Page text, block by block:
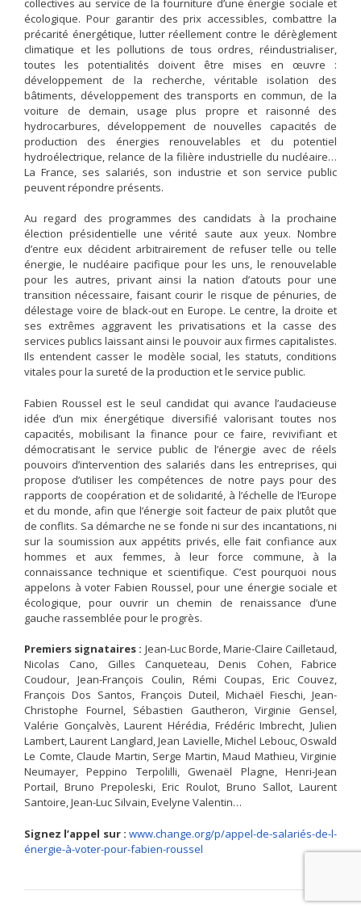
collectives au service de la fourniture d’une énergie sociale et
écologique. Pour garantir des prix accessibles, combattre la
précarité énergétique, lutter réellement contre le dérèglement
climatique et les pollutions de tous ordres, réindustrialiser,
toutes les potentialités doivent être mises en œuvre :
développement de la recherche, véritable isolation des
bâtiments, développement des transports en commun, de la
voiture de demain, usage plus propre et raisonné des
hydrocarbures, développement de nouvelles capacités de
production des énergies renouvelables et du potentiel
hydroélectrique, relance de la filière industrielle du nucléaire…
La France, ses salariés, son industrie et son service public
peuvent répondre présents.
Au regard des programmes des candidats à la prochaine
élection présidentielle une vérité saute aux yeux. Nombre
d’entre eux décident arbitrairement de refuser telle ou telle
énergie, le nucléaire pacifique pour les uns, le renouvelable
pour les autres, privant ainsi la nation d’atouts pour une
transition nécessaire, faisant courir le risque de pénuries, de
délestage voire de black-out en Europe. Le centre, la droite et
ses extrêmes aggravent les privatisations et la casse des
services publics laissant ainsi le pouvoir aux firmes capitalistes.
Ils entendent casser le modèle social, les statuts, conditions
vitales pour la sureté de la production et le service public.
Fabien Roussel est le seul candidat qui avance l’audacieuse
idée d’un mix énergétique diversifié valorisant toutes nos
capacités, mobilisant la finance pour ce faire, revivifiant et
démocratisant le service public de l’énergie avec de réels
pouvoirs d’intervention des salariés dans les entreprises, qui
propose d’utiliser les compétences de notre pays pour des
rapports de coopération et de solidarité, à l’échelle de l’Europe
et du monde, afin que l’énergie soit facteur de paix plutôt que
de conflits. Sa démarche ne se fonde ni sur des incantations, ni
sur la soumission aux appétits privés, elle fait confiance aux
hommes et aux femmes, à leur force commune, à la
connaissance technique et scientifique. C’est pourquoi nous
appelons à voter Fabien Roussel, pour une énergie sociale et
écologique, pour ouvrir un chemin de renaissance d’une
gauche rassemblée pour le progrès.
Premiers signataires : Jean-Luc Borde, Marie-Claire Cailletaud,
Nicolas Cano, Gilles Canqueteau, Denis Cohen, Fabrice
Coudour, Jean-François Coulin, Rémi Coupas, Eric Couvez,
François Dos Santos, François Duteil, Michaël Fieschi, Jean-
Christophe Fournel, Sébastien Gautheron, Virginie Gensel,
Valérie Gonçalvès, Laurent Hérédia, Frédéric Imbrecht, Julien
Lambert, Laurent Langlard, Jean Lavielle, Michel Lebouc, Oswald
Le Comte, Claude Martin, Serge Martin, Maud Mathieu, Virginie
Neumayer, Peppino Terpolilli, Gwenaël Plagne, Henri-Jean
Portail, Bruno Prepoleski, Eric Roulot, Bruno Sallot, Laurent
Santoire, Jean-Luc Silvain, Evelyne Valentin…
Signez l’appel sur : www.change.org/p/appel-de-salariés-de-l-
énergie-à-voter-pour-fabien-roussel